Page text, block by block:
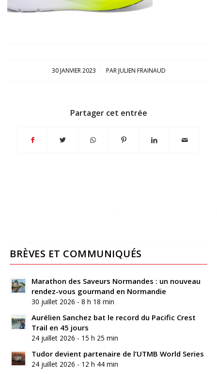
30 JANVIER 2023
/ PARJULIEN FRAINAUD
Partager cet entrée
BRÈVES ET COMMUNIQUÉS
Marathon des Saveurs Normandes : un nouveau
rendez-vous gourmand en Normandie
30 juillet 2026 - 8 h 18 min
Aurélien Sanchez bat le record du Pacific Crest
Trail en 45 jours
24 juillet 2026 - 15 h 25 min
Tudor devient partenaire de l’UTMB World Series
24 juillet 2026 - 12 h 44 min